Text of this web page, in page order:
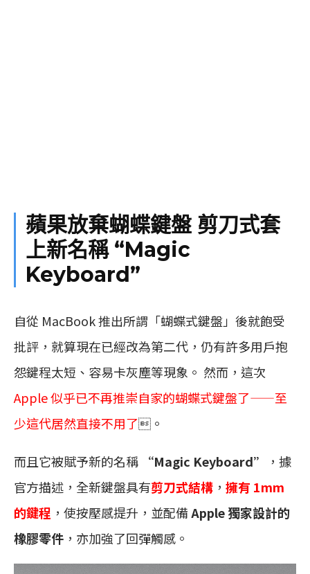
蘋果放棄蝴蝶鍵盤 剪刀式套
上新名稱 “Magic
Keyboard”
自從 MacBook 推出所謂「蝴蝶式鍵盤」後就飽受
批評，就算現在已經改為第二代，仍有許多用戶抱
怨鍵程太短、容易卡灰塵等現象。 然而，這次
Apple 似乎已不再推崇自家的蝴蝶式鍵盤了——至
少這代居然直接不用了。
而且它被賦予新的名稱 “Magic Keyboard”
，據
官方描述，全新鍵盤具有剪刀式結構 ， 擁有 1mm
的鍵程 ，使按壓感提升，並配備Apple 獨家設計的
橡膠零件 ，亦加強了回彈觸感。